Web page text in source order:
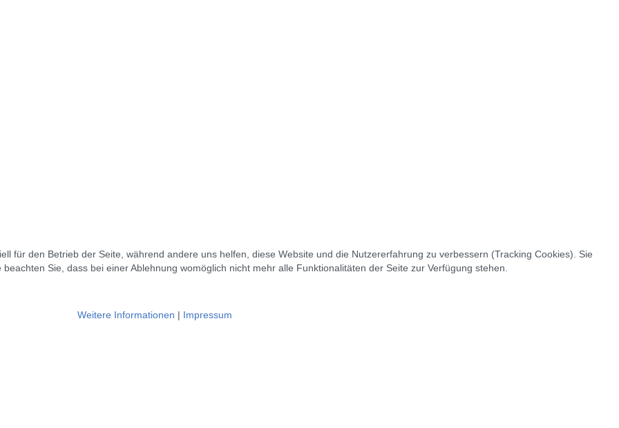
für den Betrieb der Seite, während andere uns helfen, diese Website und die Nutzererfahrung zu verbessern (Tracking Cookies). Sie
Sie, dass bei einer Ablehnung womöglich nicht mehr alle Funktionalitäten der Seite zur Verfügung stehen.
Weitere Informationen
Impressum